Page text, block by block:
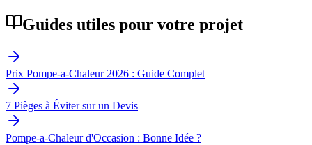
Guides utiles pour votre projet
Prix Pompe-a-Chaleur 2026 : Guide Complet
7 Pièges à Éviter sur un Devis
Pompe-a-Chaleur d'Occasion : Bonne Idée ?